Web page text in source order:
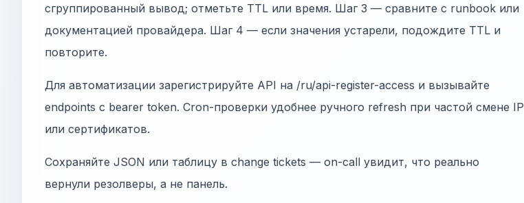
сгруппированный вывод; отметьте TTL или время. Шаг 3 — сравните с runbook или
документацией провайдера. Шаг 4 — если значения устарели, подождите TTL и
повторите.
Для автоматизации зарегистрируйте API на /ru/api-register-access и вызывайте
endpoints с bearer token. Cron-проверки удобнее ручного refresh при частой смене IP
или сертификатов.
Сохраняйте JSON или таблицу в change tickets — on-call увидит, что реально
вернули резолверы, а не панель.